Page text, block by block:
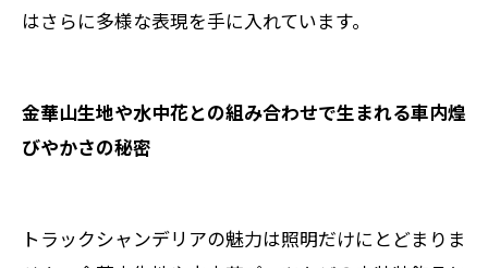
はさらに多様な表現を手に入れています。
金華山生地や水中花との組み合わせで生まれる車内煌
びやかさの秘密
トラックシャンデリアの魅力は照明だけにとどまりま